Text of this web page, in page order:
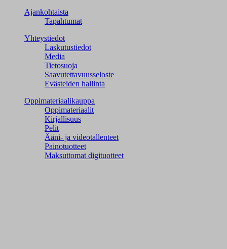
Ajankohtaista
Tapahtumat
Yhteystiedot
Laskutustiedot
Media
Tietosuoja
Saavutettavuusseloste
Evästeiden hallinta
Oppimateriaalikauppa
Oppimateriaalit
Kirjallisuus
Pelit
Ääni- ja videotallenteet
Painotuotteet
Maksuttomat digituotteet